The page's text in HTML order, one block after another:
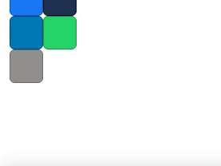
FacebookTwitter
LinkedInWhatsapp
Copy link